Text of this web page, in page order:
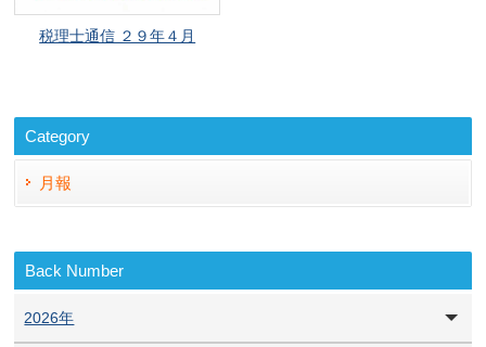
税理士通信 ２９年４月
Category
月報
Back Number
2026年